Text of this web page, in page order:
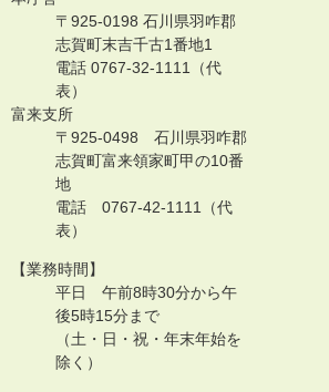
〒925-0198 石川県羽咋郡
志賀町末吉千古1番地1
電話 0767-32-1111（代
表）
富来支所
〒925-0498 石川県羽咋郡
志賀町富来領家町甲の10番
地
電話 0767-42-1111（代
表）
【業務時間】
平日 午前8時30分から午
後5時15分まで
（土・日・祝・年末年始を
除く）